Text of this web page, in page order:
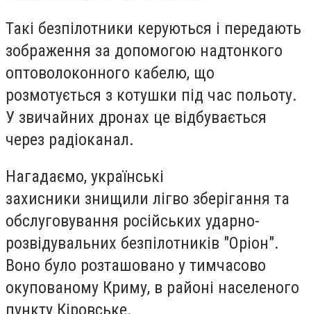
Такі безпілотники керуються і передають
зображення за допомогою надтонкого
оптоволоконного кабелю, що
розмотується з котушки під час польоту.
У звичайних дронах це відбувається
через радіоканал.
Нагадаємо, українські
захисники знищили лігво зберігання та
обслуговування російських ударно-
розвідувальних безпілотників "Оріон".
Воно було розташовано у тимчасово
окупованому Криму, в районі населеного
пункту Кіровське.